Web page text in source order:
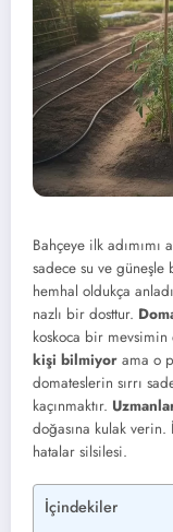
Bahçeye ilk adımımı
sadece su ve güneşle
hemhal oldukça
nazlı bir dosttur.
koskoca bir
kişi bilmiyor ama o
domateslerin sırrı
kaçınmaktır.
doğasına kulak
hatalar silsilesi.
İçindekiler